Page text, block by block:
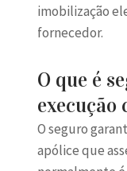
imobilização
fornecedor.
O que é
O seguro
apólice que